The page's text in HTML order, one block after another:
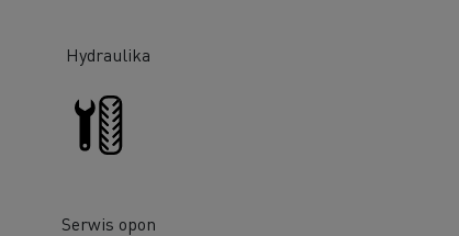
Hydraulika
Serwis opon